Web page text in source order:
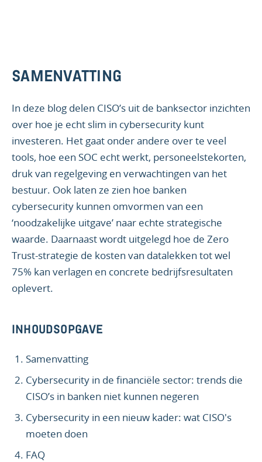
SAMENVATTING
In deze blog delen CISO’s uit de banksector inzichten
over hoe je echt slim in cybersecurity kunt
investeren. Het gaat onder andere over te veel
tools, hoe een SOC echt werkt, personeelstekorten,
druk van regelgeving en verwachtingen van het
bestuur. Ook laten ze zien hoe banken
cybersecurity kunnen omvormen van een
‘noodzakelijke uitgave’ naar echte strategische
waarde. Daarnaast wordt uitgelegd hoe de Zero
Trust-strategie de kosten van datalekken tot wel
75% kan verlagen en concrete bedrijfsresultaten
oplevert.
INHOUDSOPGAVE
Samenvatting
Cybersecurity in de financiële sector: trends die
CISO’s in banken niet kunnen negeren
Cybersecurity in een nieuw kader: wat CISO's
moeten doen
FAQ